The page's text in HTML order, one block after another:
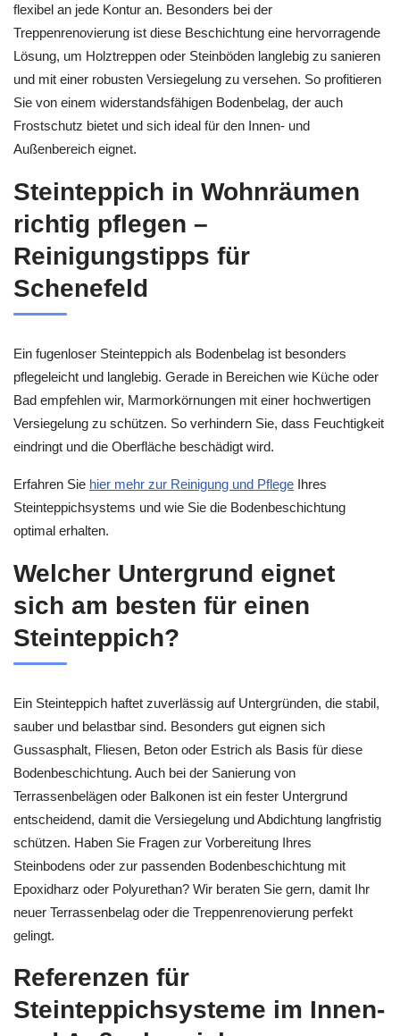
flexibel an jede Kontur an. Besonders bei der
Treppenrenovierung ist diese Beschichtung eine hervorragende
Lösung, um Holztreppen oder Steinböden langlebig zu sanieren
und mit einer robusten Versiegelung zu versehen. So profitieren
Sie von einem widerstandsfähigen Bodenbelag, der auch
Frostschutz bietet und sich ideal für den Innen- und
Außenbereich eignet.
Steinteppich in Wohnräumen
richtig pflegen –
Reinigungstipps für
Schenefeld
Ein fugenloser Steinteppich als Bodenbelag ist besonders
pflegeleicht und langlebig. Gerade in Bereichen wie Küche oder
Bad empfehlen wir, Marmorkörnungen mit einer hochwertigen
Versiegelung zu schützen. So verhindern Sie, dass Feuchtigkeit
eindringt und die Oberfläche beschädigt wird.
Erfahren Sie hier mehr zur Reinigung und Pflege Ihres
Steinteppichsystems und wie Sie die Bodenbeschichtung
optimal erhalten.
Welcher Untergrund eignet
sich am besten für einen
Steinteppich?
Ein Steinteppich haftet zuverlässig auf Untergründen, die stabil,
sauber und belastbar sind. Besonders gut eignen sich
Gussasphalt, Fliesen, Beton oder Estrich als Basis für diese
Bodenbeschichtung. Auch bei der Sanierung von
Terrassenbelägen oder Balkonen ist ein fester Untergrund
entscheidend, damit die Versiegelung und Abdichtung langfristig
schützen. Haben Sie Fragen zur Vorbereitung Ihres
Steinbodens oder zur passenden Bodenbeschichtung mit
Epoxidharz oder Polyurethan? Wir beraten Sie gern, damit Ihr
neuer Terrassenbelag oder die Treppenrenovierung perfekt
gelingt.
Referenzen für
Steinteppichsysteme im Innen-